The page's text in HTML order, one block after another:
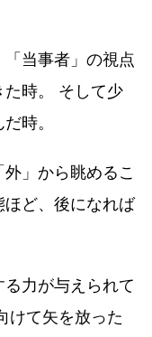
当事者」の視点
時。 そして少
時。
」から眺めるこ
ほど、後になれば
力が与えられて
けて矢を放った